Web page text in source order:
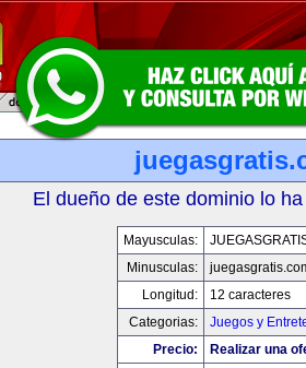
El dueño de este dominio lo
Mayusculas:
Minusculas:
Longitud:
12 caracteres
Categorias:
Juegos y
Precio:
Realizar una